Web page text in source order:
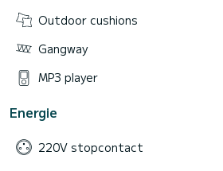
Outdoor cushions
Gangway
MP3 player
Energie
220V stopcontact